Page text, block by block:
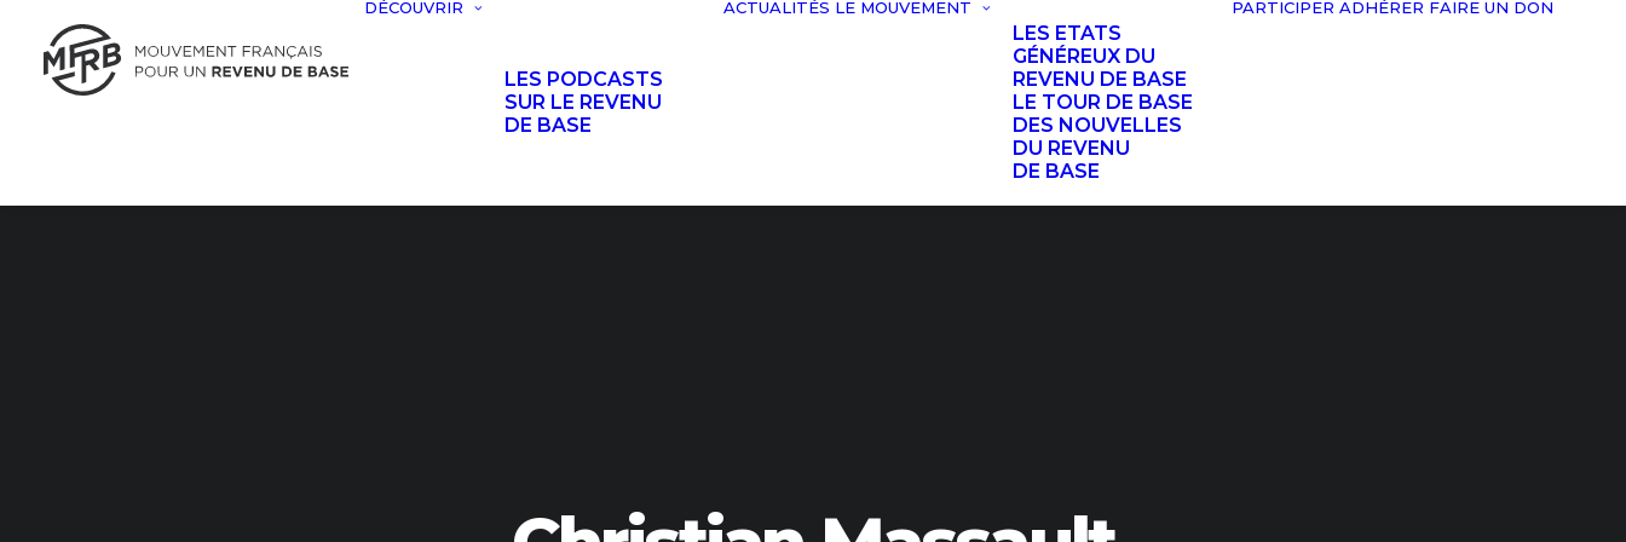
DÉCOUVRIR
LES PODCASTS
SUR LE REVENU
DE BASE
ACTUALITÉS LE MOUVEMENT
LES ETATS
GÉNÉREUX DU
REVENU DE BASE
LE TOUR DE BASE
DES NOUVELLES
DU REVENU
DE BASE
PARTICIPER ADHÉRER FAIRE UN DON